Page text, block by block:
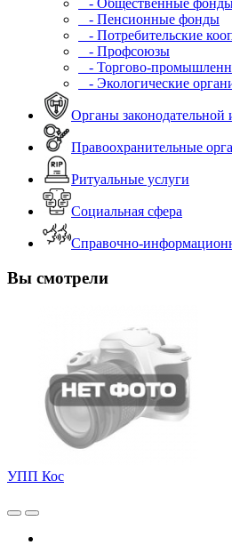
- Общественные
- Пенсионные фонды
- Потребительские
- Профсоюзы
- Торгово-
- Экологические
Органы законодательной
Правоохранительные
Ритуальные услуги
Социальная сфера
Справочно-
Вы смотрели
УПП Кос